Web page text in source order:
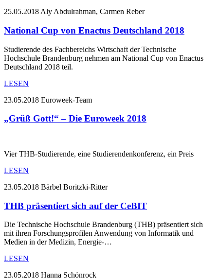
25.05.2018 Aly Abdulrahman, Carmen Reber
National Cup von Enactus Deutschland 2018
Studierende des Fachbereichs Wirtschaft der Technische
Hochschule Brandenburg nehmen am National Cup von Enactus
Deutschland 2018 teil.
LESEN
23.05.2018 Euroweek-Team
„Grüß Gott!“ – Die Euroweek 2018
Vier THB-Studierende, eine Studierendenkonferenz, ein Preis
LESEN
23.05.2018 Bärbel Boritzki-Ritter
THB präsentiert sich auf der CeBIT
Die Technische Hochschule Brandenburg (THB) präsentiert sich
mit ihren Forschungsprofilen Anwendung von Informatik und
Medien in der Medizin, Energie-…
LESEN
23.05.2018 Hanna Schönrock